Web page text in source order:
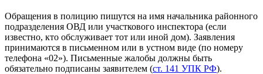
Обращения в полицию пишутся на имя начальника районного
подразделения ОВД или участкового инспектора (если
известно, кто обслуживает тот или иной дом). Заявления
принимаются в письменном или в устном виде (по номеру
телефона «02»). Письменные жалобы должны быть
обязательно подписаны заявителем (ст. 141 УПК РФ).